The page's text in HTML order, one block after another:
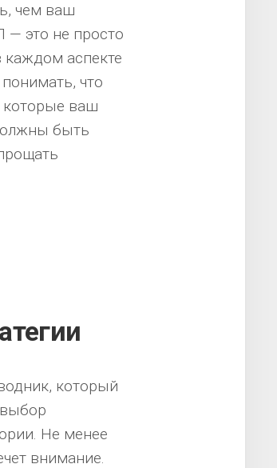
чем ваш
— это не просто
каждом аспекте
что
которые ваш
быть
который
Не менее
внимание.